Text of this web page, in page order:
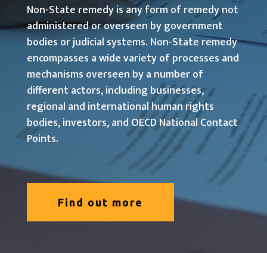
Non-State remedy is any form of remedy not
administered or overseen by government
bodies or judicial systems. Non-State remedy
encompasses a wide variety of processes and
mechanisms overseen by a number of
different actors, including businesses,
regional and international human rights
bodies, investors, and OECD National Contact
Points.
Find out more